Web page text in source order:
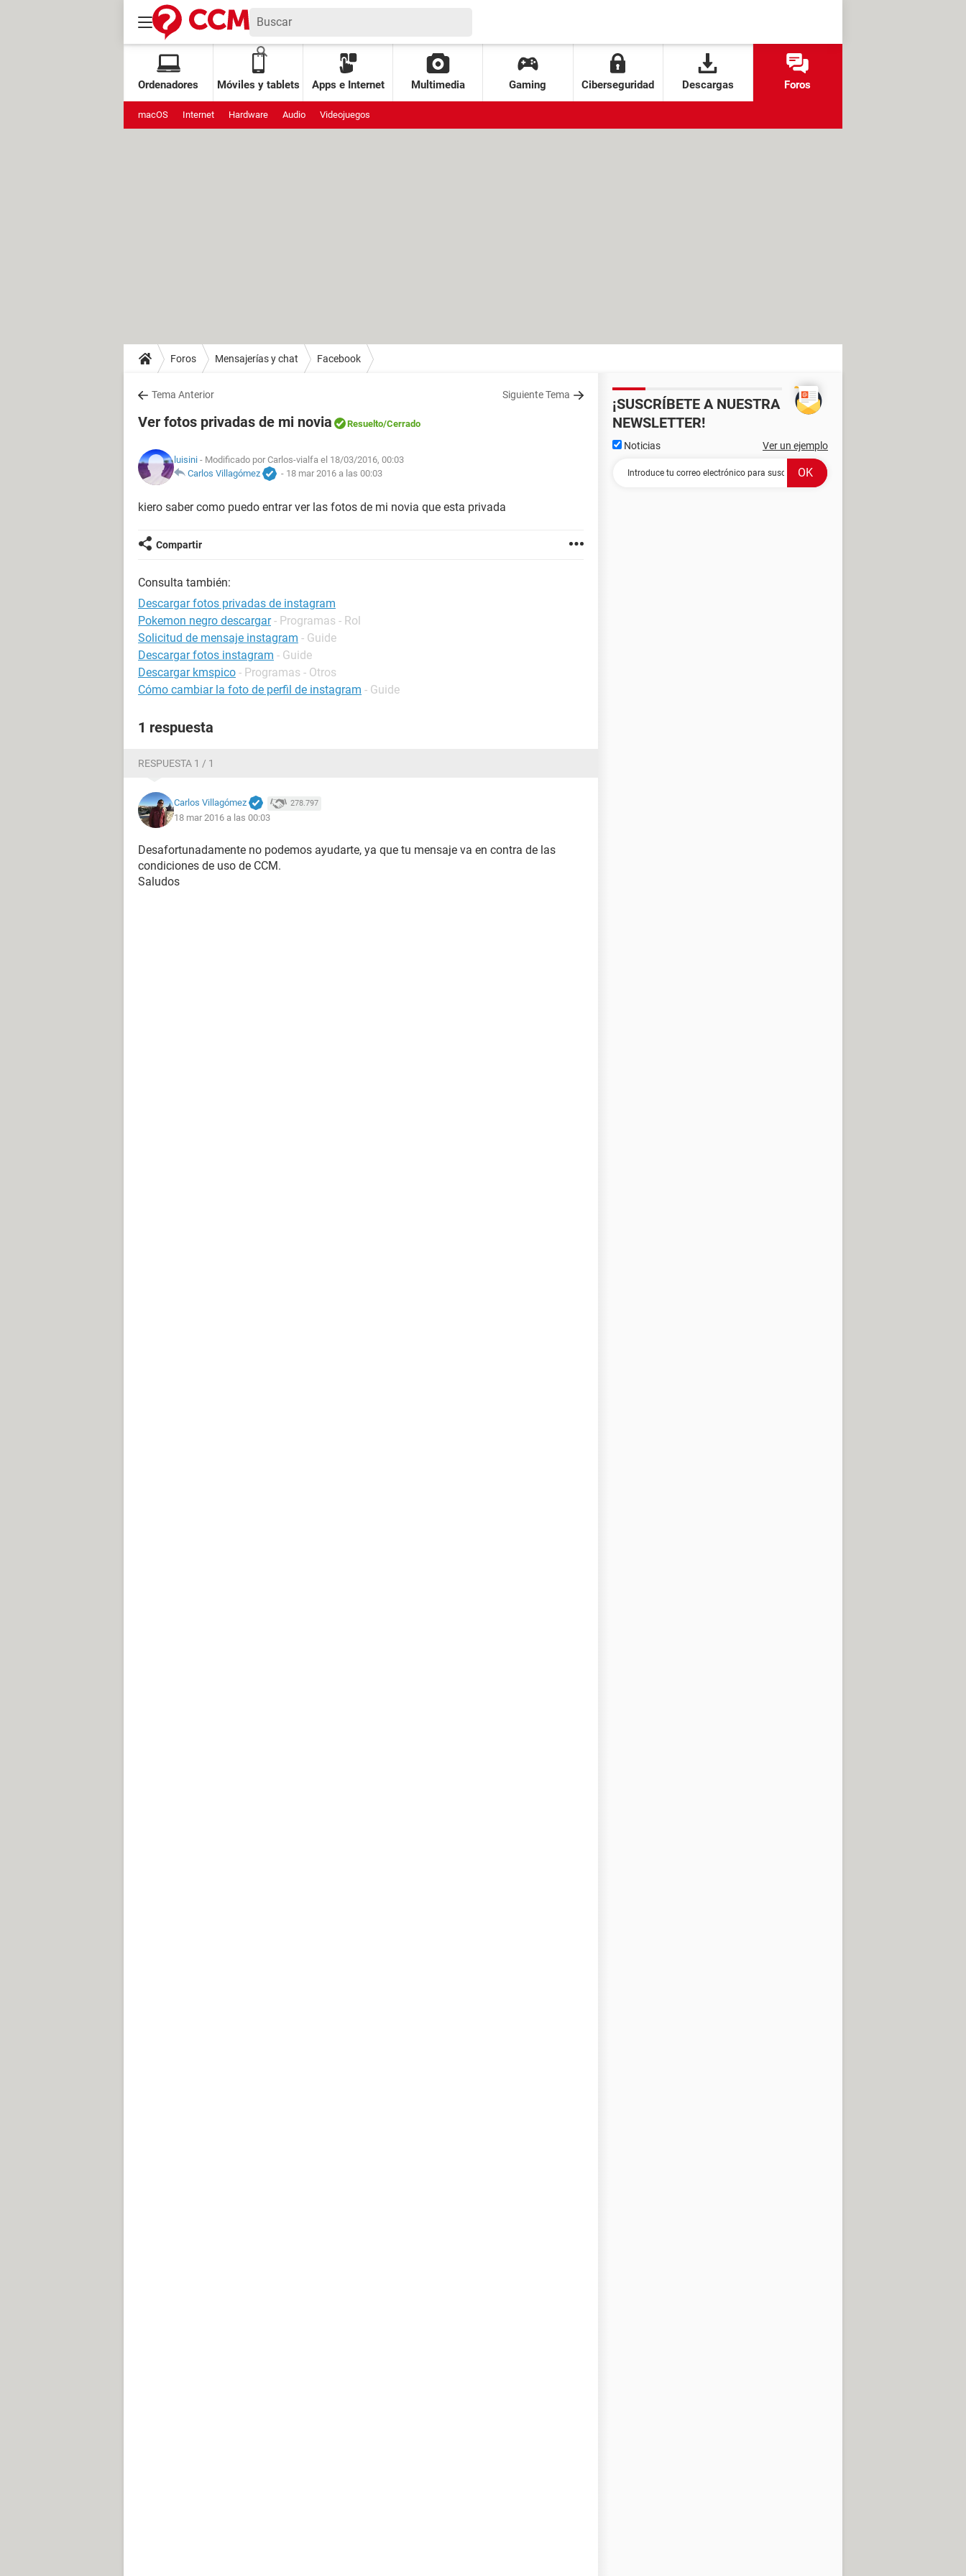
Ordenadores Móviles y tablets Apps e Internet Multimedia Gaming Ciberseguridad Descargas Foros
macOS Internet Hardware Audio Videojuegos
Foros Mensajerías y chat Facebook
Tema Anterior Siguiente Tema
Ver fotos privadas de mi novia Resuelto/Cerrado
luisini - Modificado por Carlos-vialfa el 18/03/2016, 00:03
Carlos Villagómez
- 18 mar 2016 a las 00:03
kiero saber como puedo entrar ver las fotos de mi novia que esta privada
Compartir
Consulta también:
Descargar fotos privadas de instagram
Pokemon negro descargar - Programas - Rol
Solicitud de mensaje instagram - Guide
Descargar fotos instagram - Guide
Descargar kmspico - Programas - Otros
Cómo cambiar la foto de perfil de instagram - Guide
1 respuesta
RESPUESTA 1 / 1
Carlos Villagómez 278.797
18 mar 2016 a las 00:03
Desafortunadamente no podemos ayudarte, ya que tu mensaje va en contra de las
condiciones de uso de CCM.
Saludos
¡SUSCRÍBETE A NUESTRA
NEWSLETTER!
Noticias Ver un ejemplo